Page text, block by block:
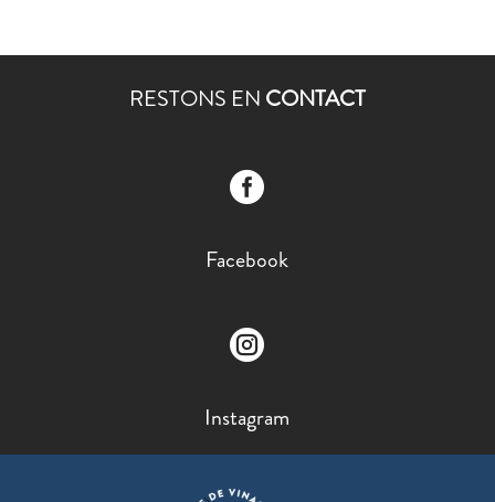
RESTONS EN CONTACT

Facebook

Instagram